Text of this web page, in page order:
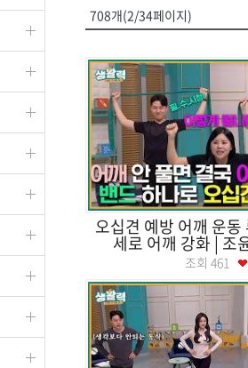
보은
옥천
시청자 FLEX
특집프로그램
종영프로그램
708개(2/34페이지)
오십견 예방 어깨 운
세로 어깨 강화 | 조
조회 461